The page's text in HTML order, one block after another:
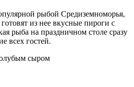
рыбой Средиземноморья,
из нее вкусные пироги с
рыба на праздничном столе сразу
всех гостей.